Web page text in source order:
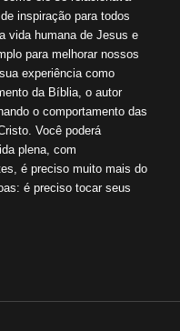
inspiração para todos
vida humana de Jesus e
para melhorar nossos
experiência como
da Bíblia, o autor
o comportamento das
Você poderá
plena, com
é preciso muito mais do
é preciso tocar seus